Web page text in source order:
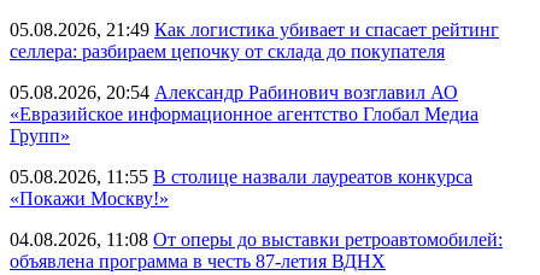
05.08.2026, 21:49 Как логистика убивает и спасает рейтинг
селлера: разбираем цепочку от склада до покупателя
05.08.2026, 20:54 Александр Рабинович возглавил АО
«Евразийское информационное агентство Глобал Медиа
Групп»
05.08.2026, 11:55 В столице назвали лауреатов конкурса
«Покажи Москву!»
04.08.2026, 11:08 От оперы до выставки ретроавтомобилей:
объявлена программа в честь 87-летия ВДНХ